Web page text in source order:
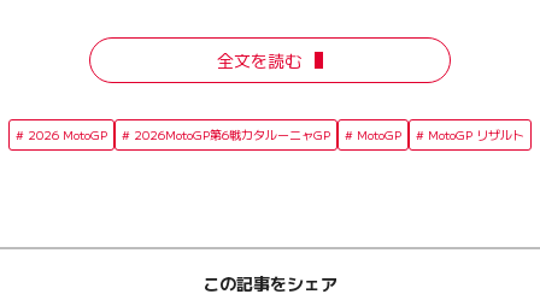
全文を読む
2026 MotoGP 2026MotoGP第6戦カタルーニャGP MotoGP MotoGP リザルト
この記事をシェア